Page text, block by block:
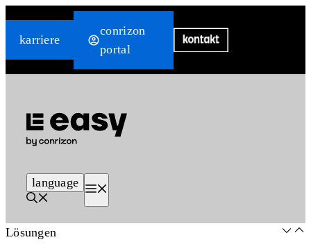
Inhaltkarriere
conrizon
portal
language
Lösungen